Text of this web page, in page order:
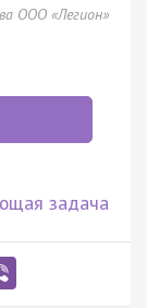
ООО «Легион»
задача